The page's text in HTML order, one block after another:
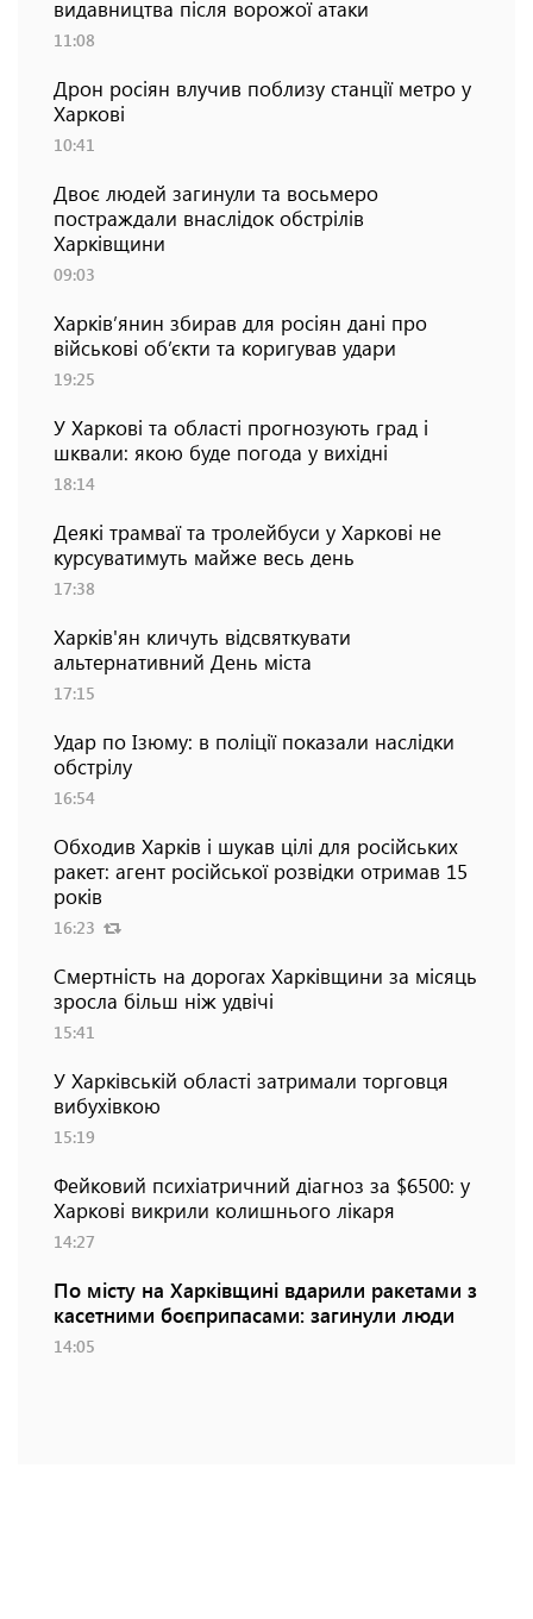
видавництва після ворожої атаки
11:08
Дрон росіян влучив поблизу станції метро у
Харкові
10:41
Двоє людей загинули та восьмеро
постраждали внаслідок обстрілів
Харківщини
09:03
Харків’янин збирав для росіян дані про
військові об’єкти та коригував удари
19:25
У Харкові та області прогнозують град і
шквали: якою буде погода у вихідні
18:14
Деякі трамваї та тролейбуси у Харкові не
курсуватимуть майже весь день
17:38
Харків'ян кличуть відсвяткувати
альтернативний День міста
17:15
Удар по Ізюму: в поліції показали наслідки
обстрілу
16:54
Обходив Харків і шукав цілі для російських
ракет: агент російської розвідки отримав 15
років
16:23
Смертність на дорогах Харківщини за місяць
зросла більш ніж удвічі
15:41
У Харківській області затримали торговця
вибухівкою
15:19
Фейковий психіатричний діагноз за $6500: у
Харкові викрили колишнього лікаря
14:27
По місту на Харківщині вдарили ракетами з
касетними боєприпасами: загинули люди
14:05